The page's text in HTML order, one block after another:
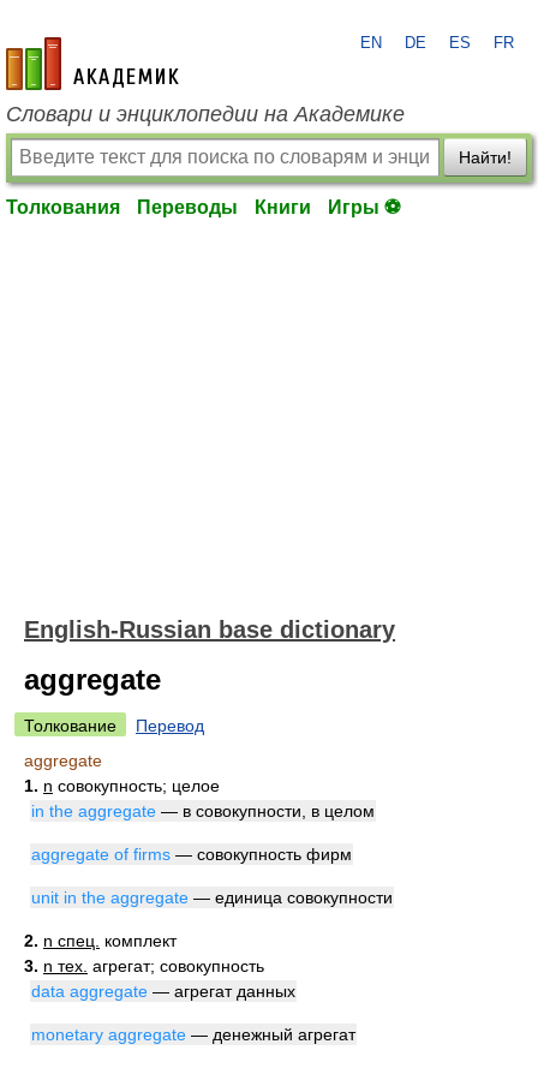
academic.ru
EN DE ES FR
Словари и энциклопедии на Академике
Найти!
Толкования Переводы Книги Игры ⚽
English-Russian base dictionary
aggregate
Толкование
Перевод
aggregate
1. n совокупность; целое
in the aggregate — в совокупности, в целом
aggregate of firms — совокупность фирм
unit in the aggregate — единица совокупности
2. n спец.
комплект
3. n тех. агрегат; совокупность
data aggregate — агрегат данных
monetary aggregate — денежный агрегат